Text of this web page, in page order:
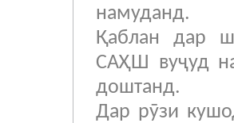
намуданд.
Қаблан дар
САҲШ вуҷуд
доштанд.
Дар рӯзи